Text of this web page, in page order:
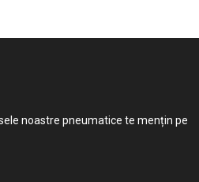
noastre pneumatice te mențin pe